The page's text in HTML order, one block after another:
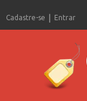
Cadastre-se Entrar